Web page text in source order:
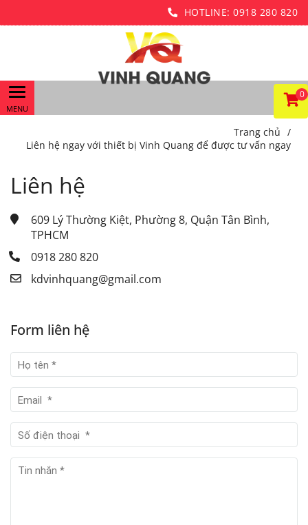
HOTLINE: 0918 280 820
0
Trang chủ /
Liên hệ ngay với thiết bị Vinh Quang để được tư vấn ngay
Liên hệ
609 Lý Thường Kiệt, Phường 8, Quận Tân Bình,
TPHCM
0918 280 820
kdvinhquang@gmail.com
Form liên hệ